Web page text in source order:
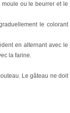
moule ou le beurrer et le
le colorant
en alternant avec le
la farine.
Le gâteau ne doit